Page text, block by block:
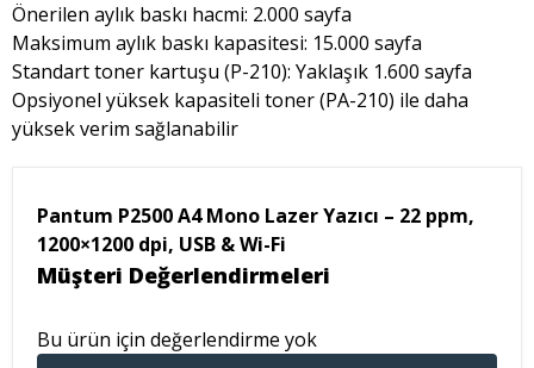
Önerilen aylık baskı hacmi: 2.000 sayfa
Maksimum aylık baskı kapasitesi: 15.000 sayfa
Standart toner kartuşu (P-210): Yaklaşık 1.600 sayfa
Opsiyonel yüksek kapasiteli toner (PA-210) ile daha
yüksek verim sağlanabilir
Pantum P2500 A4 Mono Lazer Yazıcı – 22 ppm,
1200×1200 dpi, USB & Wi-Fi
Müşteri Değerlendirmeleri
Bu ürün için değerlendirme yok